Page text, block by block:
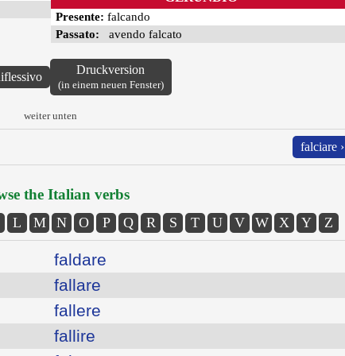
Presente: falcando
Passato: avendo falcato
Druckversion
(in einem neuen Fenster)
weiter unten
falciare ›
the Italian verbs
L M N O P Q R S T U V W X Y Z
faldare
fallare
fallere
fallire